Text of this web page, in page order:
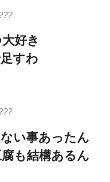
好き
すわ
い事あったん
も結構あるん